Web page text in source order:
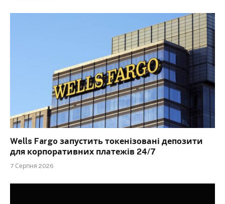
Wells Fargo запустить токенізовані депозити
для корпоративних платежів 24/7
7 Серпня 2026